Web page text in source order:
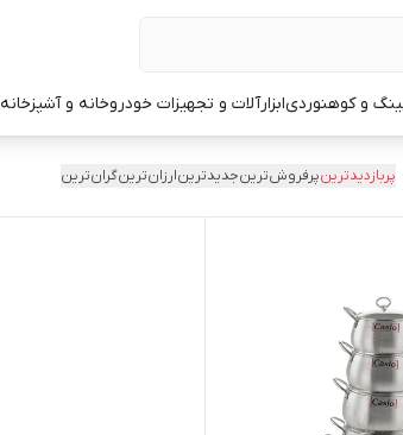
و کوهنوردیابزارآلات و تجهیزات خودروخانه و آشپزخانه
پربازدیدترینپرفروش‌ترینجدیدترینارزان‌ترینگران‌ترین